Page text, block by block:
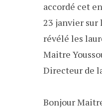
accordé cet
23 janvier sur
révélé les
Maitre
Directeur de
Bonjour